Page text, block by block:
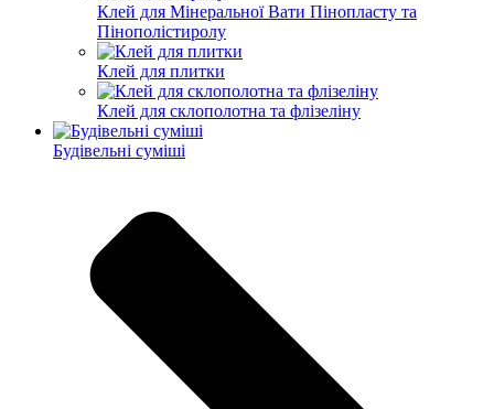
Клей для Мінеральної Вати Пінопласту та
Пінополістиролу
Клей для плитки
Клей для склополотна та флізеліну
Будівельні суміші